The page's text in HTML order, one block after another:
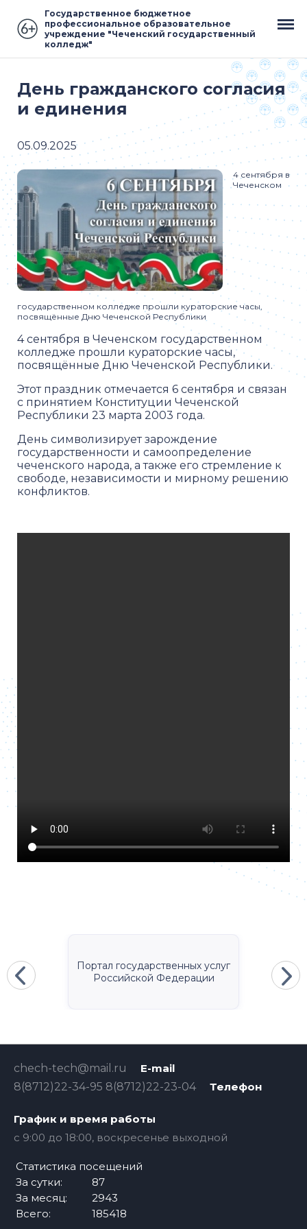
Государственное бюджетное
профессиональное образовательное
учреждение "Чеченский государственный
колледж"
День гражданского согласия
и единения
05.09.2025
4 сентября в
Чеченском
государственном колледже прошли кураторские часы,
посвящённые Дню Чеченской Республики
4 сентября в Чеченском государственном
колледже прошли кураторские часы,
посвящённые Дню Чеченской Республики.
Этот праздник отмечается 6 сентября и связан
с принятием Конституции Чеченской
Республики 23 марта 2003 года.
День символизирует зарождение
государственности и самоопределение
чеченского народа, а также его стремление к
свободе, независимости и мирному решению
конфликтов.
Портал государственных услуг
Российской Федерации
E-mail
chech-tech@mail.ru
Телефон
8(8712)22-34-95 8(8712)22-23-04
График и время работы
c 9:00 до 18:00, воскресенье выходной
Статистика посещений
За сутки:
87
За месяц:
2943
Всего:
185418